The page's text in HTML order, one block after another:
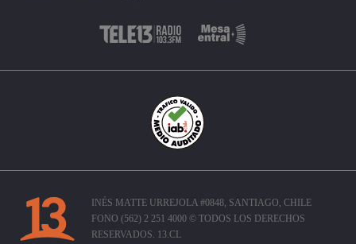
INÉS MATTE URREJOLA #0848, SANTIAGO, CHILE
FONO (562) 2 251 4000 © TODOS LOS DERECHOS
RESERVADOS. 13.CL